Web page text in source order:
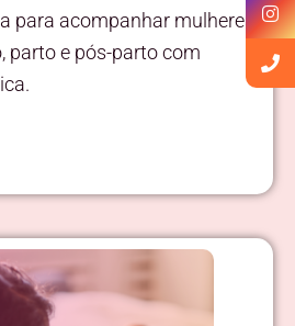
para acompanhar mulheres
parto e pós-parto com